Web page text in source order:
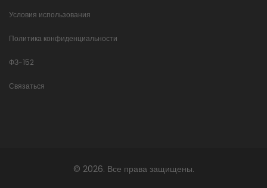
Условия использования
Политика конфиденциальности
ФЗ-152
Связаться
© 2026. Все права защищены.